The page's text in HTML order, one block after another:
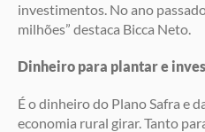
investimentos. No ano
milhões” destaca Bicca Neto.
Dinheiro para plantar e
É o dinheiro do Plano Safra e
economia rural girar. Tanto